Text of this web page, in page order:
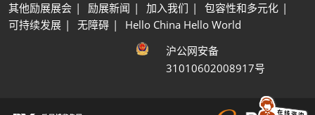
其他励展展会 励展新闻 加入我们
包容性和多元化
可持续发展
无障碍
Hello China Hello World
沪公网安备
31010602008917号